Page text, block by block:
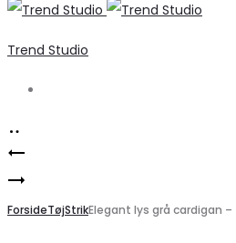
Trend Studio
Product
navigation
pullover
Vero
moda
ForsideTøjStrikElegant lys grå cardigan